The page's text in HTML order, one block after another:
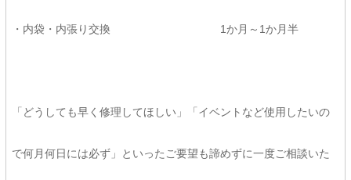
・内袋・内張り交換 1か月～1か月半
「どうしても早く修理してほしい」「イベントなど使用したいの
で何月何日には必ず」といったご要望も諦めずに一度ご相談いた